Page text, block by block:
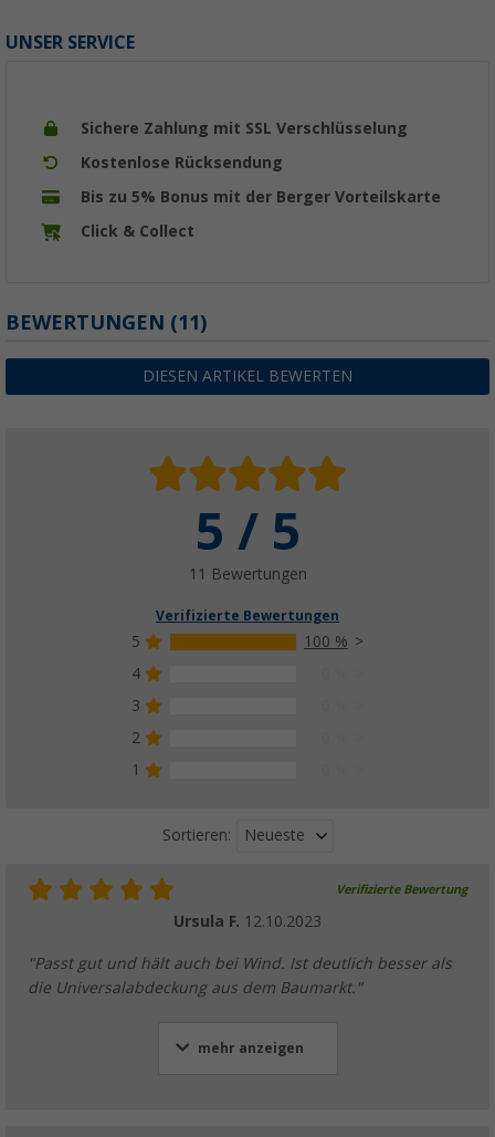
UNSER SERVICE
Sichere Zahlung mit SSL Verschlüsselung
Kostenlose Rücksendung
Bis zu 5% Bonus mit der Berger Vorteilskarte
Click & Collect
BEWERTUNGEN (11)
DIESEN ARTIKEL BEWERTEN
5 / 5
11 Bewertungen
Verifizierte Bewertungen
5
100 %
4
3
2
1
Sortieren: Neueste
Verifizierte Bewertung
Ursula F. 12.10.2023
"Passt gut und hält auch bei Wind. Ist deutlich besser als
die Universalabdeckung aus dem Baumarkt."
mehr anzeigen